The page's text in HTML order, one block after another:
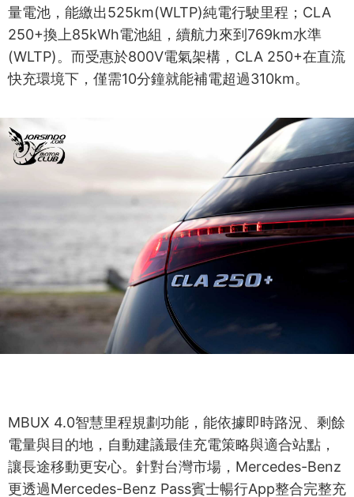
量電池，能繳出525km(WLTP)純電行駛里程；CLA
250+換上85kWh電池組，續航力來到769km水準
(WLTP)。而受惠於800V電氣架構，CLA 250+在直流
快充環境下，僅需10分鐘就能補電超過310km。
MBUX 4.0智慧里程規劃功能，能依據即時路況、剩餘
電量與目的地，自動建議最佳充電策略與適合站點，
讓長途移動更安心。針對台灣市場，Mercedes-Benz
更透過Mercedes-Benz Pass賓士暢行App整合完整充